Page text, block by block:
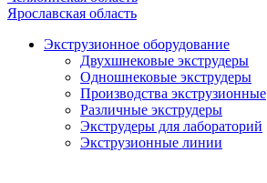
Ярославская область
Экструзионное оборудование
Двухшнековые экструдеры
Одношнековые экструдеры
Производства экструзионные
Различные экструдеры
Экструдеры для лабораторий
Экструзионные линии